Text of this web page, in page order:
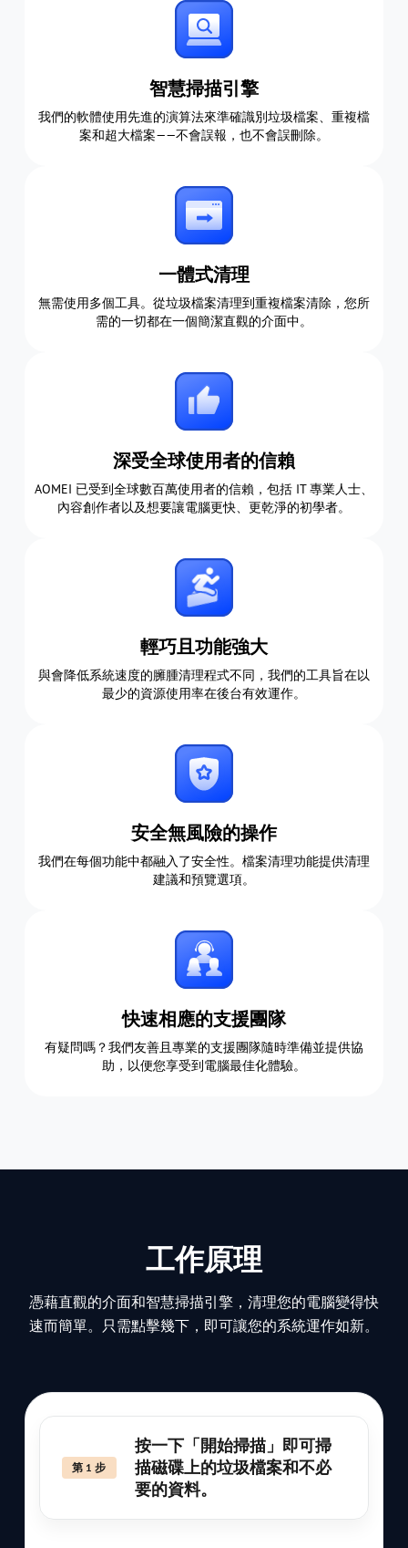
智慧掃描引擎
我們的軟體使用先進的演算法來準確識別垃圾檔案、重複檔
案和超大檔案——不會誤報，也不會誤刪除。
一體式清理
無需使用多個工具。從垃圾檔案清理到重複檔案清除，您所
需的一切都在一個簡潔直觀的介面中。
深受全球使用者的信賴
AOMEI 已受到全球數百萬使用者的信賴，包括 IT 專業人士、
內容創作者以及想要讓電腦更快、更乾淨的初學者。
輕巧且功能強大
與會降低系統速度的臃腫清理程式不同，我們的工具旨在以
最少的資源使用率在後台有效運作。
安全無風險的操作
我們在每個功能中都融入了安全性。檔案清理功能提供清理
建議和預覽選項。
快速相應的支援​​團隊
有疑問嗎？我們友善且專業的支援團隊隨時準備並提供協
助，以便您享受到電腦最佳化體驗。
工作原理
憑藉直觀的介面和智慧掃描引擎，清理您的電腦變得快
速而簡單。只需點擊幾下，即可讓您的系統運作如新。
第 1 步
按一下「開始掃描」即可掃
描磁碟上的垃圾檔案和不必
要的資料。